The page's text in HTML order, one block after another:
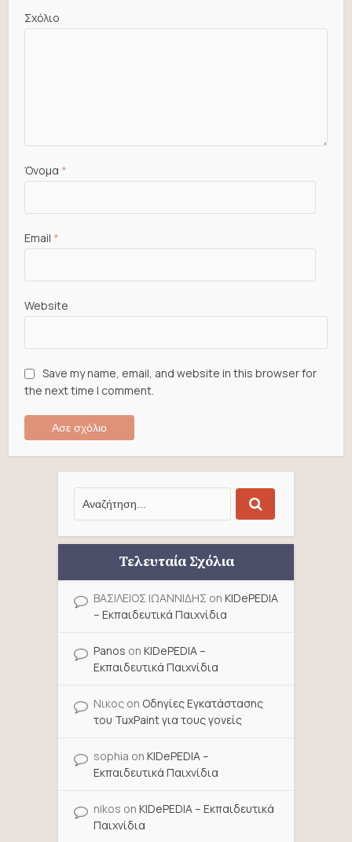
Σχόλιο
Όνομα *
Email *
Website
Save my name, email, and website in this browser for
the next time I comment.
Τελευταία Σχόλια
ΒΑΣΙΛΕΙΟΣ ΙΩΑΝΝΙΔΗΣ on KIDePEDIA
– Εκπαιδευτικά Παιχνίδια
Panos on KIDePEDIA –
Εκπαιδευτικά Παιχνίδια
Νικος on Οδηγίες Εγκατάστασης
του TuxPaint για τους γονείς
sophia on KIDePEDIA –
Εκπαιδευτικά Παιχνίδια
nikos on KIDePEDIA – Εκπαιδευτικά
Παιχνίδια